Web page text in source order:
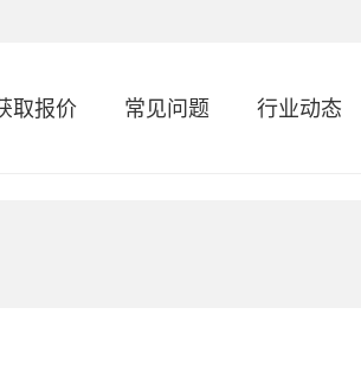
取报价 常见问题 行业动态